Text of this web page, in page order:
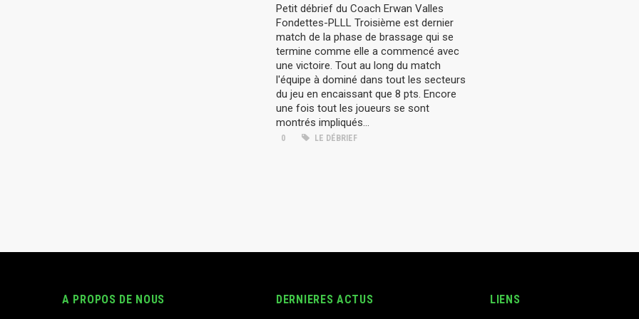
Petit débrief du Coach Erwan Valles
Fondettes-PLLL Troisième est dernier
match de la phase de brassage qui se
termine comme elle a commencé avec
une victoire. Tout au long du match
l'équipe à dominé dans tout les secteurs
du jeu en encaissant que 8 pts. Encore
une fois tout les joueurs se sont
montrés impliqués...
0 LE DÉBRIEF
A PROPOS DE NOUS DERNIERES ACTUS LIENS